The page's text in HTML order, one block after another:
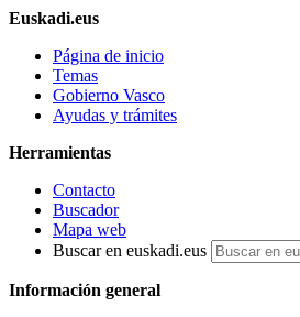
Euskadi.eus
Página de inicio
Temas
Gobierno Vasco
Ayudas y trámites
Herramientas
Contacto
Buscador
Mapa web
Buscar en euskadi.eus
Información general